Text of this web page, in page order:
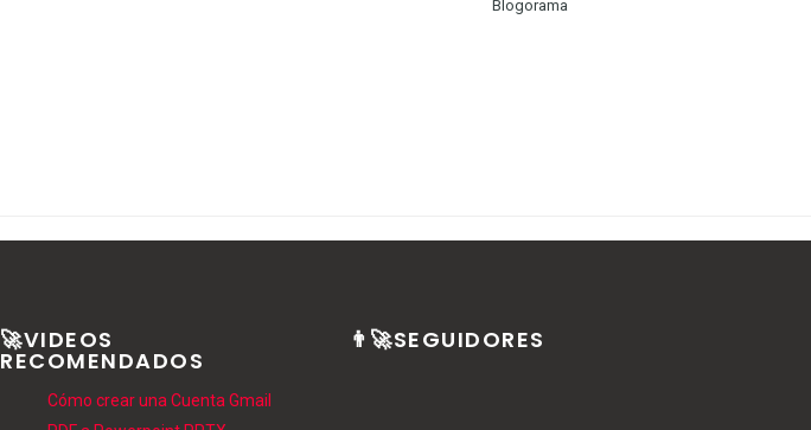
Blogorama
🚀VIDEOS
RECOMENDADOS
Cómo crear una Cuenta Gmail
👨‍🚀SEGUIDORES